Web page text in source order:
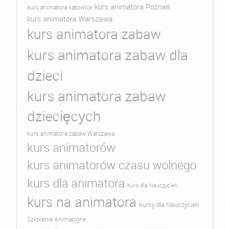
kurs animatora katowice kurs animatora Poznań
kurs animatora Warszawa
kurs animatora zabaw
kurs animatora zabaw dla
dzieci
kurs animatora zabaw
dziecięcych
kurs animatora zabaw Warszawa
kurs animatorów
kurs animatorów czasu wolnego
kurs dla animatora Kurs dla Nauczycieli
kurs na animatora Kursy dla Nauczycieli
Szkolenie Animacyjne